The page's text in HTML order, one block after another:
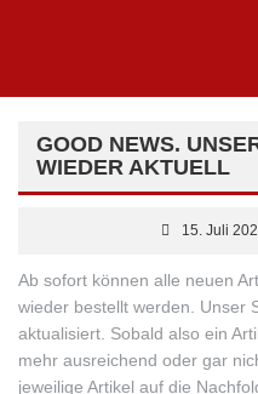
GOOD NEWS.
WIEDER AKTUELL
15. Juli
Ab sofort können alle neuen
wieder bestellt werden. Unser
aktualisiert. Sobald also ein
mehr ausreichend oder gar
jeweilige Artikel auf die